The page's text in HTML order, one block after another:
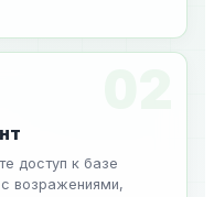
доступ к базе
с возражениями,